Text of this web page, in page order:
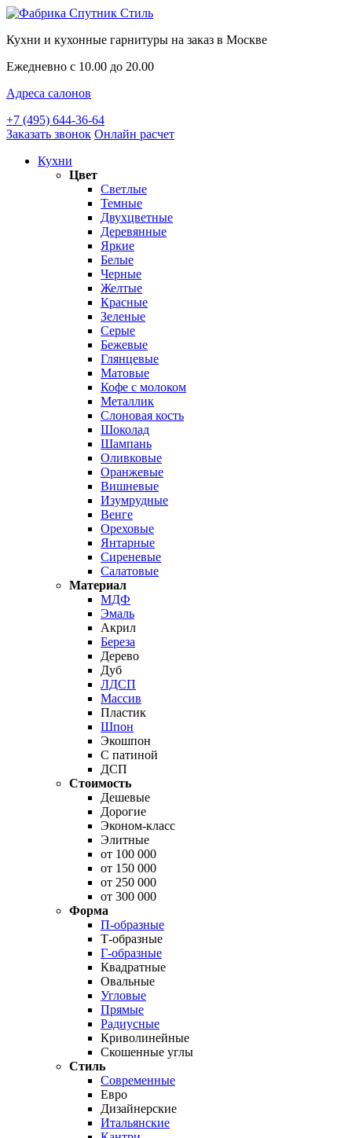
Кухни и кухонные гарнитуры на заказ в Москве
Ежедневно с 10.00 до 20.00
Адреса салонов
+7 (495) 644-36-64
Заказать звонок Онлайн расчет
Кухни
Цвет
Светлые
Темные
Двухцветные
Деревянные
Яркие
Белые
Черные
Желтые
Красные
Зеленые
Серые
Бежевые
Глянцевые
Матовые
Кофе с молоком
Металлик
Слоновая кость
Шоколад
Шампань
Оливковые
Оранжевые
Вишневые
Изумрудные
Венге
Ореховые
Янтарные
Сиреневые
Салатовые
Материал
МДФ
Эмаль
Акрил
Береза
Дерево
Дуб
ЛДСП
Массив
Пластик
Шпон
Экошпон
С патиной
ДСП
Стоимость
Дешевые
Дорогие
Эконом-класс
Элитные
от 100 000
от 150 000
от 250 000
от 300 000
Форма
П-образные
Т-образные
Г-образные
Квадратные
Овальные
Угловые
Прямые
Радиусные
Криволинейные
Скошенные углы
Стиль
Современные
Евро
Дизайнерские
Итальянские